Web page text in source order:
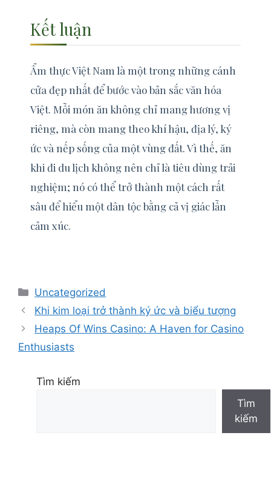
Kết luận
Ẩm thực Việt Nam là một trong những cánh
cửa đẹp nhất để bước vào bản sắc văn hóa
Việt. Mỗi món ăn không chỉ mang hương vị
riêng, mà còn mang theo khí hậu, địa lý, ký
ức và nếp sống của một vùng đất. Vì thế, ăn
khi đi du lịch không nên chỉ là tiêu dùng trải
nghiệm; nó có thể trở thành một cách rất
sâu để hiểu một dân tộc bằng cả vị giác lẫn
cảm xúc.
Danh
mục
Uncategorized
Khi kim loại trở thành ký ức và biểu tượng
Heaps Of Wins Casino: A Haven for Casino
Enthusiasts
Tìm kiếm
Tìm
kiếm